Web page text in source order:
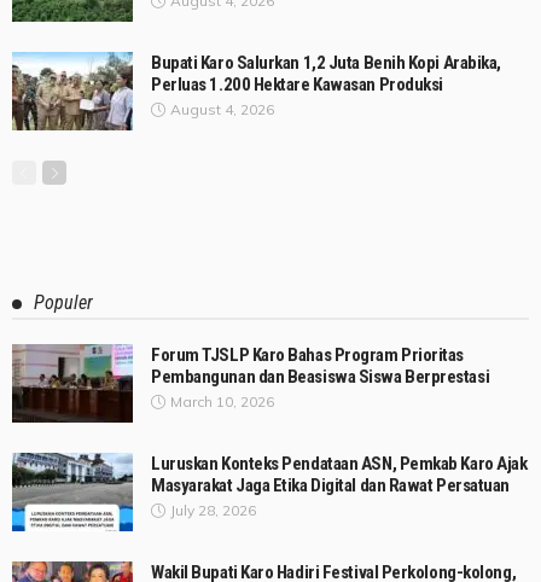
Bupati Karo Salurkan 1,2 Juta Benih Kopi Arabika,
Perluas 1.200 Hektare Kawasan Produksi
August 4, 2026
Populer
Forum TJSLP Karo Bahas Program Prioritas
Pembangunan dan Beasiswa Siswa Berprestasi
March 10, 2026
Luruskan Konteks Pendataan ASN, Pemkab Karo Ajak
Masyarakat Jaga Etika Digital dan Rawat Persatuan
July 28, 2026
Wakil Bupati Karo Hadiri Festival Perkolong-kolong,